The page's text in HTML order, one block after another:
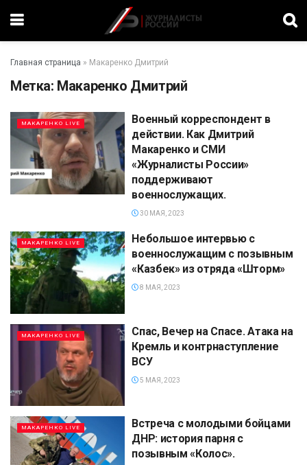
Главная страница » Макаренко Дмитрий
Метка: Макаренко Дмитрий
МАКАРЕНКО LIVE
Военный корреспондент в
действии. Как Дмитрий
Макаренко и СМИ
«Журналисты России»
поддерживают
военнослужащих.
30 МАЯ, 2023
МАКАРЕНКО LIVE
Небольшое интервью с
военнослужащим с позывным
«Казбек» из отряда «Шторм»
8 МАЯ, 2023
МАКАРЕНКО LIVE
Спас, Вечер на Спасе. Атака на
Кремль и контрнаступление
ВСУ
5 МАЯ, 2023
МАКАРЕНКО LIVE
Встреча с молодыми бойцами
ДНР: история парня с
позывным «Колос».